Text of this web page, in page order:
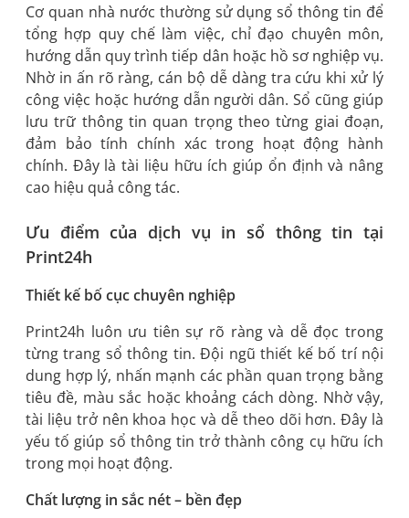
Cơ quan nhà nước thường sử dụng sổ thông tin để
tổng hợp quy chế làm việc, chỉ đạo chuyên môn,
hướng dẫn quy trình tiếp dân hoặc hồ sơ nghiệp vụ.
Nhờ in ấn rõ ràng, cán bộ dễ dàng tra cứu khi xử lý
công việc hoặc hướng dẫn người dân. Sổ cũng giúp
lưu trữ thông tin quan trọng theo từng giai đoạn,
đảm bảo tính chính xác trong hoạt động hành
chính. Đây là tài liệu hữu ích giúp ổn định và nâng
cao hiệu quả công tác.
Ưu điểm của dịch vụ in sổ thông tin tại
Print24h
Thiết kế bố cục chuyên nghiệp
Print24h luôn ưu tiên sự rõ ràng và dễ đọc trong
từng trang sổ thông tin. Đội ngũ thiết kế bố trí nội
dung hợp lý, nhấn mạnh các phần quan trọng bằng
tiêu đề, màu sắc hoặc khoảng cách dòng. Nhờ vậy,
tài liệu trở nên khoa học và dễ theo dõi hơn. Đây là
yếu tố giúp sổ thông tin trở thành công cụ hữu ích
trong mọi hoạt động.
Chất lượng in sắc nét – bền đẹp